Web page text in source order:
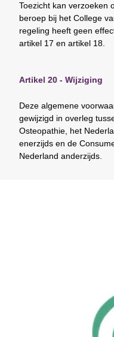
Toezicht kan verzoeken
beroep bij het College
regeling heeft geen
artikel 17 en artikel 18.
Artikel 20 - Wijziging
Deze algemene
gewijzigd in overleg
Osteopathie, het
enerzijds en de
Nederland anderzijds.